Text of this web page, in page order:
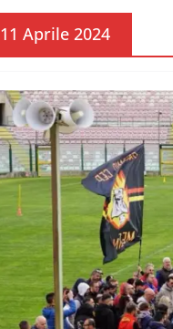
11 Aprile 2024